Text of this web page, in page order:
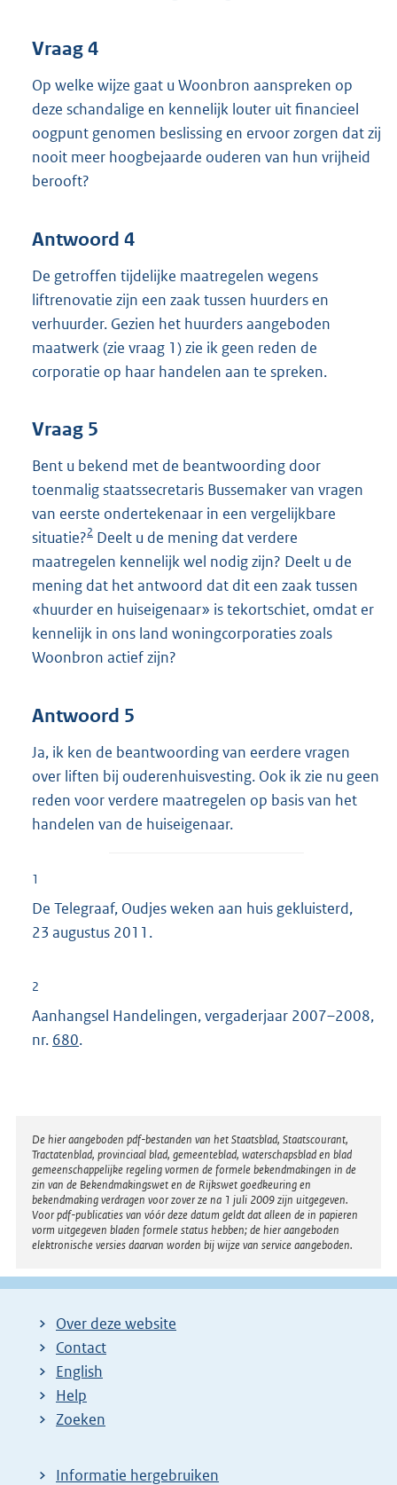
Vraag 4
Op welke wijze gaat u Woonbron aanspreken op
deze schandalige en kennelijk louter uit financieel
oogpunt genomen beslissing en ervoor zorgen dat zij
nooit meer hoogbejaarde ouderen van hun vrijheid
berooft?
Antwoord 4
De getroffen tijdelijke maatregelen wegens
liftrenovatie zijn een zaak tussen huurders en
verhuurder. Gezien het huurders aangeboden
maatwerk (zie vraag 1) zie ik geen reden de
corporatie op haar handelen aan te spreken.
Vraag 5
Bent u bekend met de beantwoording door
toenmalig staatssecretaris Bussemaker van vragen
van eerste ondertekenaar in een vergelijkbare
situatie?2 Deelt u de mening dat verdere
maatregelen kennelijk wel nodig zijn? Deelt u de
mening dat het antwoord dat dit een zaak tussen
«huurder en huiseigenaar» is tekortschiet, omdat er
kennelijk in ons land woningcorporaties zoals
Woonbron actief zijn?
Antwoord 5
Ja, ik ken de beantwoording van eerdere vragen
over liften bij ouderenhuisvesting. Ook ik zie nu geen
reden voor verdere maatregelen op basis van het
handelen van de huiseigenaar.
1
De Telegraaf, Oudjes weken aan huis gekluisterd,
23 augustus 2011.
2
Aanhangsel Handelingen, vergaderjaar 2007–2008,
nr. 680.
Disclaimer
De hier aangeboden pdf-bestanden van het Staatsblad, Staatscourant,
Tractatenblad, provinciaal blad, gemeenteblad, waterschapsblad en blad
gemeenschappelijke regeling vormen de formele bekendmakingen in de
zin van de Bekendmakingswet en de Rijkswet goedkeuring en
bekendmaking verdragen voor zover ze na 1 juli 2009 zijn uitgegeven.
Voor pdf-publicaties van vóór deze datum geldt dat alleen de in papieren
vorm uitgegeven bladen formele status hebben; de hier aangeboden
elektronische versies daarvan worden bij wijze van service aangeboden.
Over deze website
Contact
English
Help
Zoeken
Informatie hergebruiken